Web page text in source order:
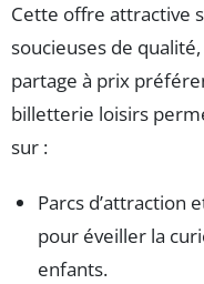
Cette offre attractive
soucieuses de
partage à prix
billetterie loisirs
sur :
Parcs d’attraction
pour éveiller la
enfants.